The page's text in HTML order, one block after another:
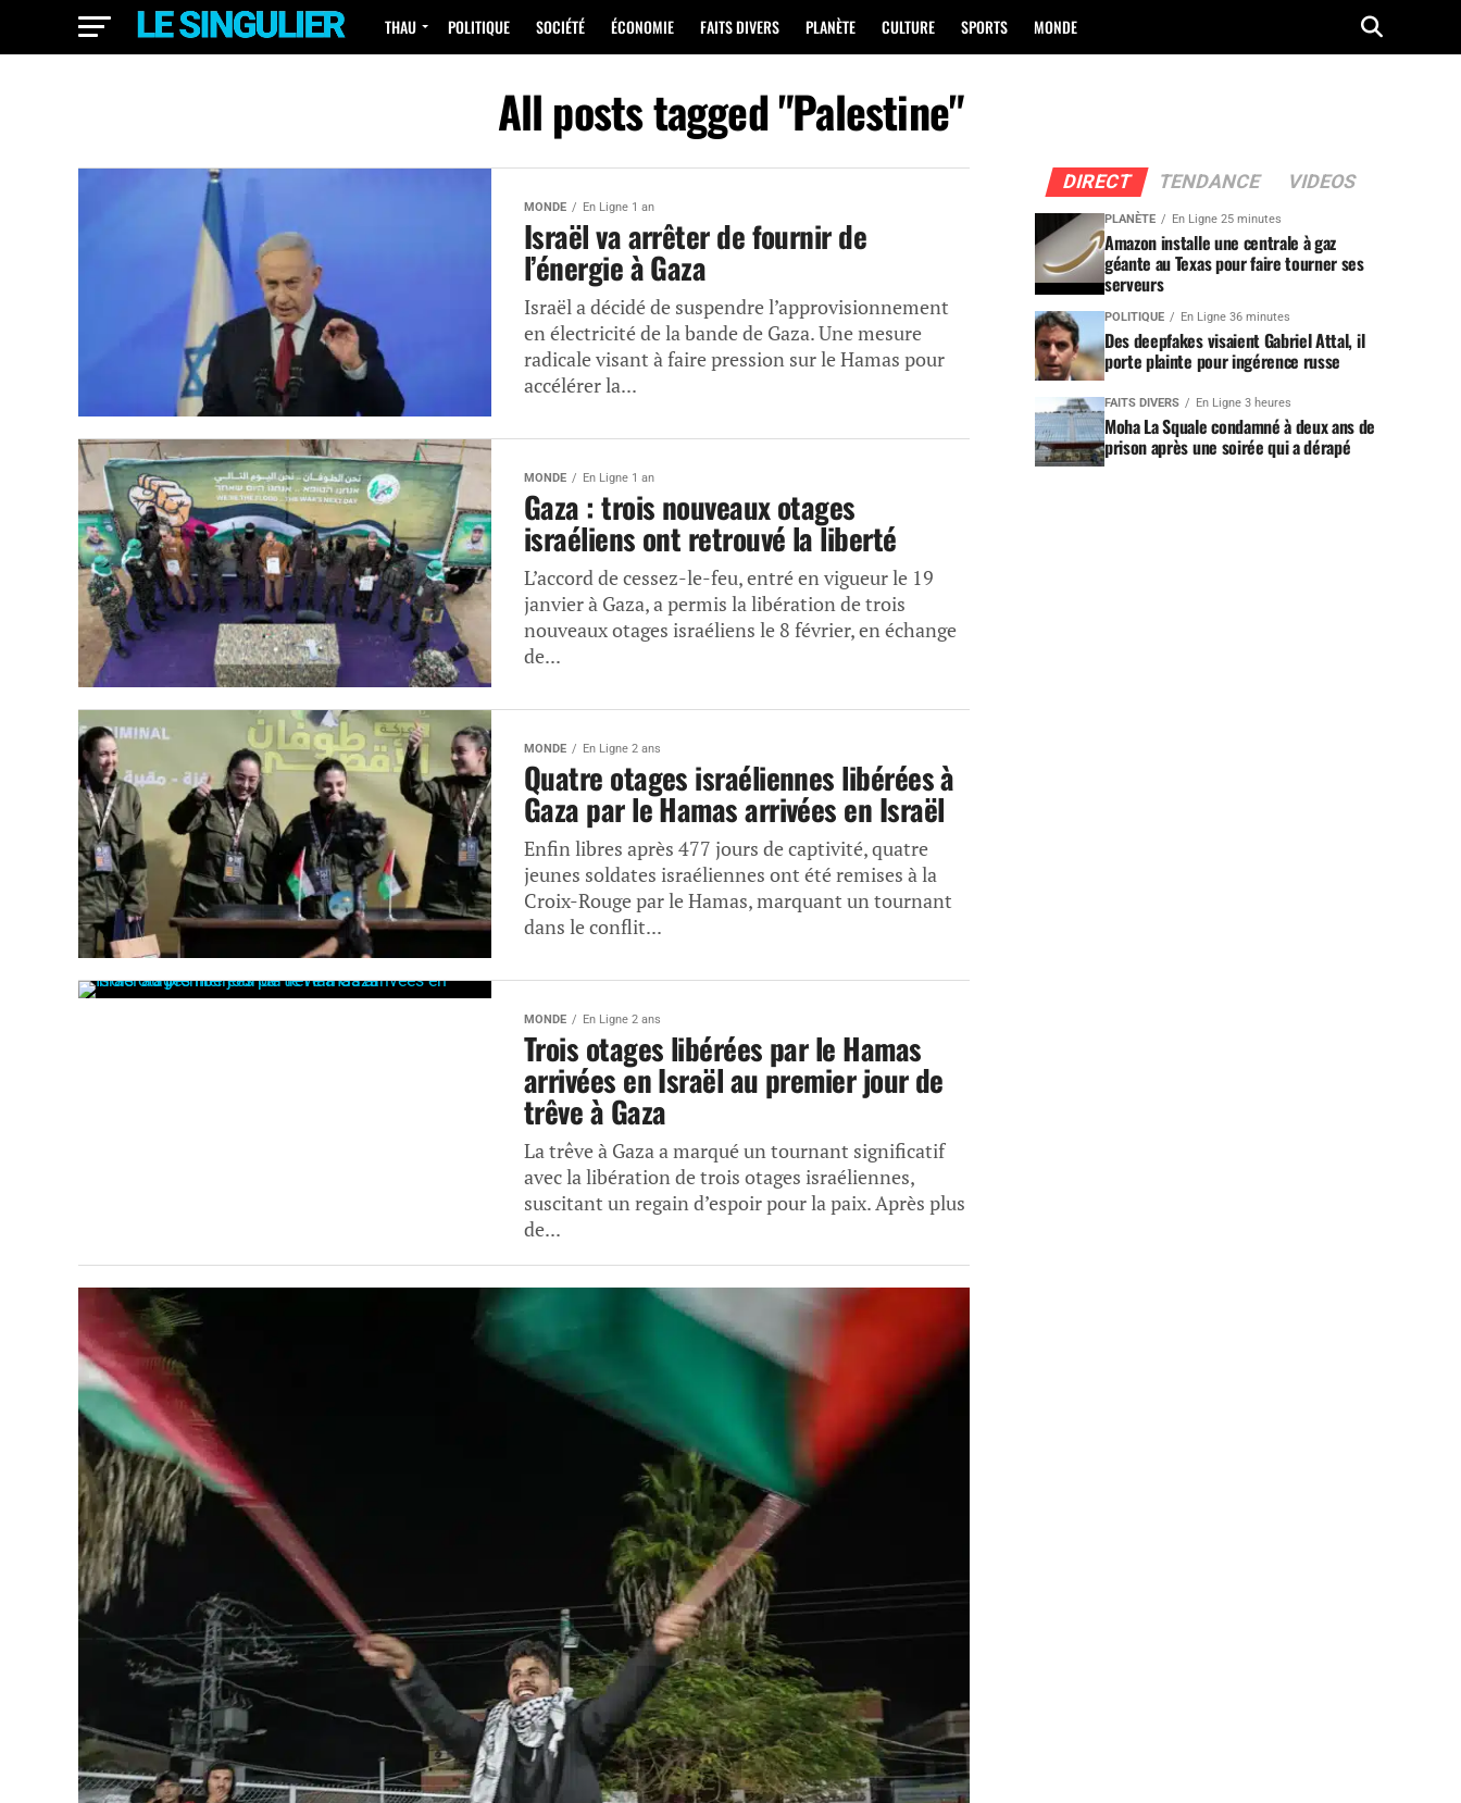
THAU POLITIQUE SOCIÉTÉ ÉCONOMIE FAITS DIVERS PLANÈTE CULTURE SPORTS MONDE
All posts tagged "Palestine"
MONDE En Ligne 1 an
Israël va arrêter de fournir de
l’énergie à Gaza
Israël a décidé de suspendre l’approvisionnement
en électricité de la bande de Gaza. Une mesure
radicale visant à faire pression sur le Hamas pour
accélérer la...
MONDE En Ligne 1 an
Gaza : trois nouveaux otages
israéliens ont retrouvé la liberté
L’accord de cessez-le-feu, entré en vigueur le 19
janvier à Gaza, a permis la libération de trois
nouveaux otages israéliens le 8 février, en échange
de...
MONDE En Ligne 2 ans
Quatre otages israéliennes libérées à
Gaza par le Hamas arrivées en Israël
Enfin libres après 477 jours de captivité, quatre
jeunes soldates israéliennes ont été remises à la
Croix-Rouge par le Hamas, marquant un tournant
dans le conflit...
MONDE En Ligne 2 ans
Trois otages libérées par le Hamas
arrivées en Israël au premier jour de
trêve à Gaza
La trêve à Gaza a marqué un tournant significatif
avec la libération de trois otages israéliennes,
suscitant un regain d’espoir pour la paix. Après plus
de...
DIRECT TENDANCE VIDEOS
PLANÈTE En Ligne 25 minutes
Amazon installe une centrale à gaz
géante au Texas pour faire tourner ses
serveurs
POLITIQUE En Ligne 36 minutes
Des deepfakes visaient Gabriel Attal, il
porte plainte pour ingérence russe
FAITS DIVERS En Ligne 3 heures
Moha La Squale condamné à deux ans de
prison après une soirée qui a dérapé